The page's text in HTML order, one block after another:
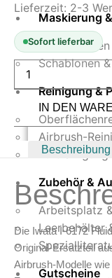
Maskierung
Schablonen
Reinigung &
Airbrush-
Zubehör &
Arbeitsplatz
Leerbehälter
Gutscheine
Lieferzeit: 2-3
Sofort lieferbar
Iwata
617
2
Nadel
0,35
mm
(E3)
Eclipse
HP-
CS
HP-
/
Kustom
CS
(200168)
IN DEN
Beschreibung
Die Iwata I‑6172
Original‑Ersatzteil
Airbrush‑Modelle wie